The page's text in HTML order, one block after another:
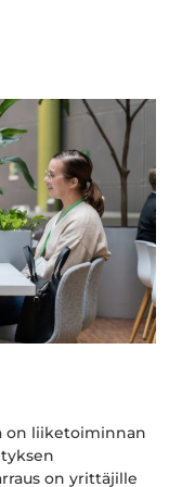
on liiketoiminnan
on yrittäjille